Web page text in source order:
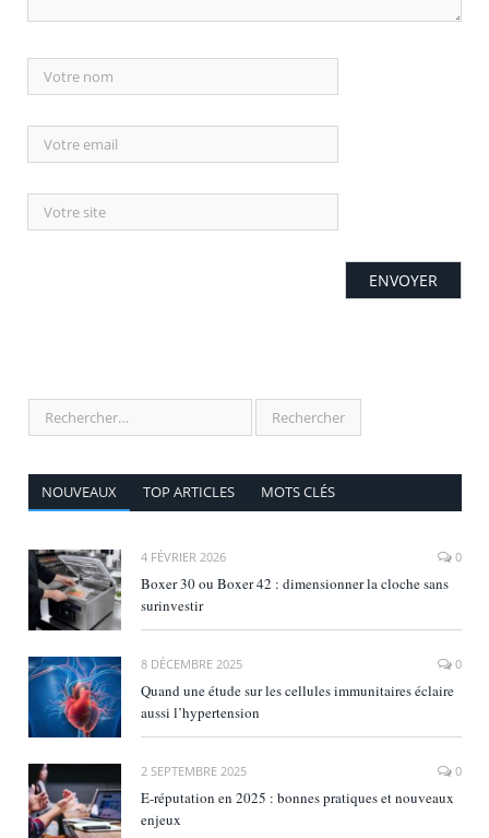
NOUVEAUX TOP ARTICLES MOTS CLÉS
4 FÉVRIER 2026 0
Boxer 30 ou Boxer 42 : dimensionner la cloche sans
surinvestir
8 DÉCEMBRE 2025 0
Quand une étude sur les cellules immunitaires éclaire
aussi l’hypertension
2 SEPTEMBRE 2025 0
E‑réputation en 2025 : bonnes pratiques et nouveaux
enjeux